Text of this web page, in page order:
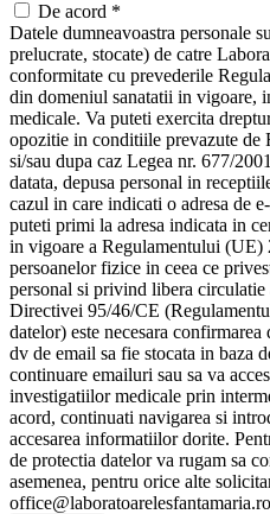
De acord *
Datele dumneavoastra personale
prelucrate, stocate) de catre
conformitate cu prevederile
din domeniul sanatatii in vigoare,
medicale. Va puteti exercita
opozitie in conditiile prevazute
si/sau dupa caz Legea nr. 677/
datata, depusa personal in
cazul in care indicati o adresa de
puteti primi la adresa indicata in
in vigoare a Regulamentului (UE)
persoanelor fizice in ceea ce
personal si privind libera circulatie
Directivei 95/46/CE
datelor) este necesara
dv de email sa fie stocata in baza
continuare emailuri sau sa va
investigatiilor medicale prin
acord, continuati navigarea si
accesarea informatiilor dorite.
de protectia datelor va rugam sa
asemenea, pentru orice alte
office@laboratoarelesfantamaria.ro